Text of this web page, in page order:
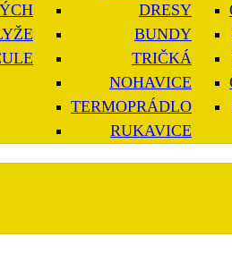
DRESY
BUNDY
TRIČKÁ
NOHAVICE
TERMOPRÁDLO
RUKAVICE